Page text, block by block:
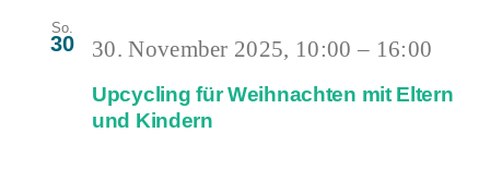
So.
30
Upcycling für Weihnachten mit Eltern
und Kindern
30. November 2025, 10:00 – 16:00